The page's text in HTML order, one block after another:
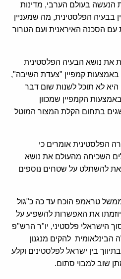
הנעשה בעולם הערבי, מדינות
בבעיה הפלסטינית, מה שמעניין
עם הסכנה האיראנית ועם הטרור
את נושא הבעיה הפלסטינית
באמצעות קמפיין "צעדת השיבה",
לא תוכל לשנות שום דבר
הקמפיין שמכוון
בתחום הקלת המצור המוטל
הפלסטינית אומרים כי
השכיחה מהעולם את נושא
להשתלט על שטחים נוספים
טראמפ הוכח עד כה כ"גול
את האפשרות להשפיע על
הישראלי פלסטיני, יו"ר הרש"פ
הבינלאומית להקים מנגנון
בין ישראל לפלסטינים וקלע
שוב למבוי סתום.